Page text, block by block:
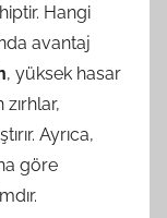
Hangi
avantaj
, yüksek hasar
zırhlar,
Ayrıca,
göre